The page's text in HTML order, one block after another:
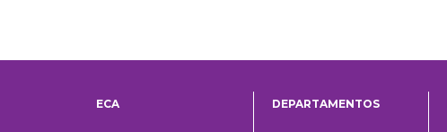
ECA DEPARTAMENTOS